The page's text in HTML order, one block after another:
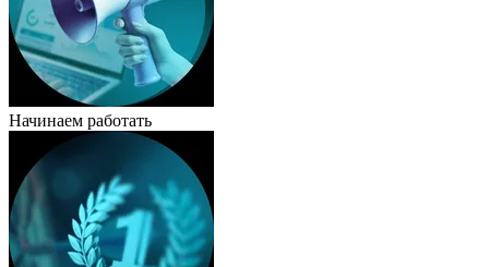
Начинаем работать